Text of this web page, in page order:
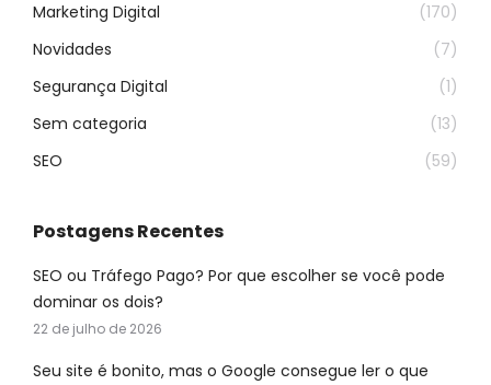
Marketing Digital
(170)
Novidades
(7)
Segurança Digital
(1)
Sem categoria
(13)
SEO
(59)
Postagens Recentes
SEO ou Tráfego Pago? Por que escolher se você pode
dominar os dois?
22 de julho de 2026
Seu site é bonito, mas o Google consegue ler o que